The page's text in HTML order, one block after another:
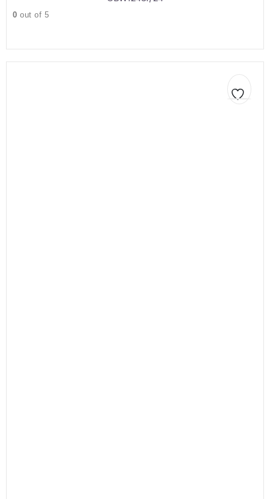
0 out of 5